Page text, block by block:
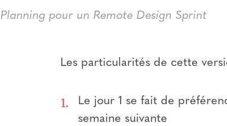
Planning pour un Remote Design Sprint
Les particularités de cette
Le jour 1 se fait de
semaine suivante